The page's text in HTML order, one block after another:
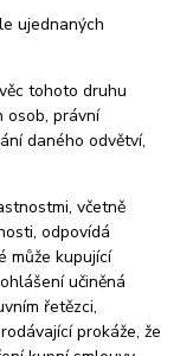
ujednaných
tohoto druhu
osob, právní
daného odvětví,
včetně
odpovídá
může kupující
učiněná
řetězci,
prokáže, že